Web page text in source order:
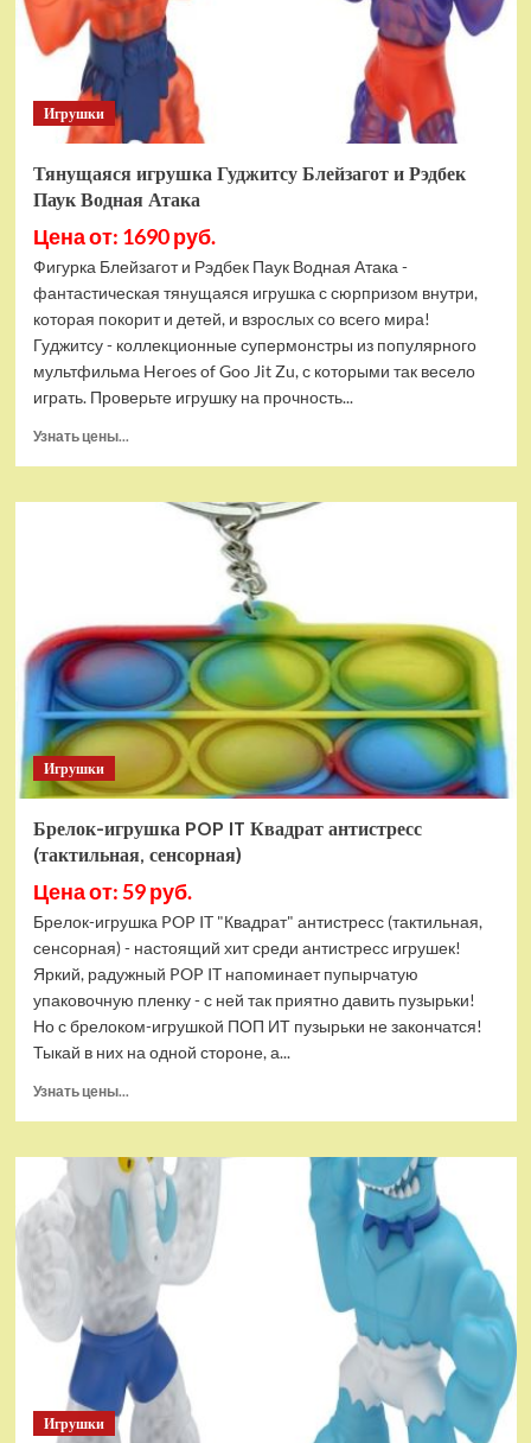
Игрушки
Тянущаяся игрушка Гуджитсу Блейзагот и Рэдбек
Паук Водная Атака
Цена от: 1690 руб.
Фигурка Блейзагот и Рэдбек Паук Водная Атака -
фантастическая тянущаяся игрушка с сюрпризом внутри,
которая покорит и детей, и взрослых со всего мира!
Гуджитсу - коллекционные супермонстры из популярного
мультфильма Heroes of Goo Jit Zu, с которыми так весело
играть. Проверьте игрушку на прочность...
Узнать цены...
Тянущаяся
Паук
Водная
Игрушки
Брелок-игрушка POP IT Квадрат антистресс
(тактильная, сенсорная)
Цена от: 59 руб.
Брелок-игрушка POP IT "Квадрат" антистресс (тактильная,
сенсорная) - настоящий хит среди антистресс игрушек!
Яркий, радужный POP IT напоминает пупырчатую
упаковочную пленку - с ней так приятно давить пузырьки!
Но с брелоком-игрушкой ПОП ИТ пузырьки не закончатся!
Тыкай в них на одной стороне, а...
Узнать цены...
Брелок-
игрушка
POP
Квадрат
антистресс
(тактильная,
сенсорная)
Игрушки